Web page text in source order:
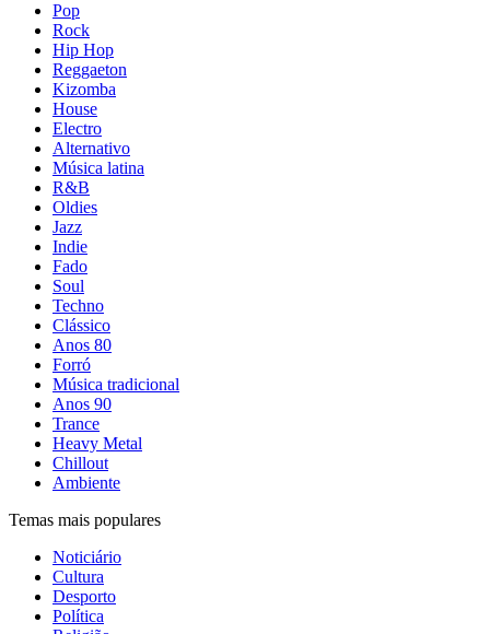
Pop
Rock
Hip Hop
Reggaeton
Kizomba
House
Electro
Alternativo
Música latina
R&B
Oldies
Jazz
Indie
Fado
Soul
Techno
Clássico
Anos 80
Forró
Música tradicional
Anos 90
Trance
Heavy Metal
Chillout
Ambiente
Temas mais populares
Noticiário
Cultura
Desporto
Política